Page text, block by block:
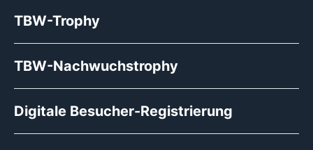
TBW-Trophy
TBW-Nachwuchstrophy
Digitale Besucher-Registrierung